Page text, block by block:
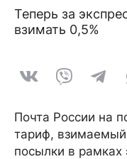
Теперь за
взимать 0,5%
Почта России на
тариф, взимаемый
посылки в рамках